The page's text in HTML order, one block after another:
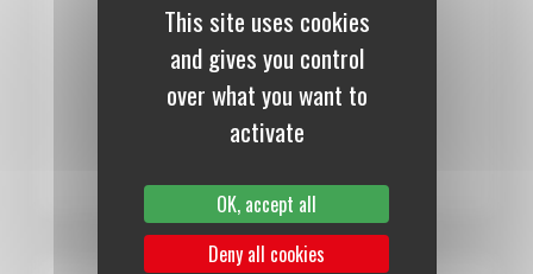
12 mois :99,00 €
Numérique
S’abonner au journal
This site uses cookies
and gives you control
over what you want to
activate
OK, accept all
Deny all cookies